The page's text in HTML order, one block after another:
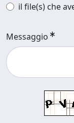
il file(s) che
Messaggio